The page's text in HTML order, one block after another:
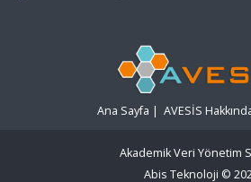
Ana Sayfa | AVESİS
Akademik Veri Yönetim
Abis Teknoloji ©